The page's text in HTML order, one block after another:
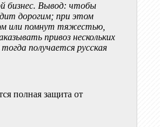
бизнес. Вывод: чтобы
дорогим; при этом
или помнут тяжестью,
привоз нескольких
получается русская
полная защита от